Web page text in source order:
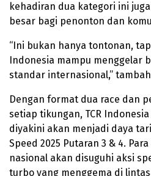
kehadiran dua kategori ini
besar bagi penonton dan
“Ini bukan hanya tontonan,
Indonesia mampu menggelar
standar internasional,”
Dengan format dua race dan
setiap tikungan, TCR
diyakini akan menjadi daya
Speed 2025 Putaran 3 & 4.
nasional akan disuguhi aksi
turbo yang menggema di